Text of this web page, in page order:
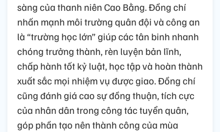
sàng của thanh niên Cao Bằng. Đồng chí
nhấn mạnh môi trường quân đội và công an
là “trường học lớn” giúp các tân binh nhanh
chóng trưởng thành, rèn luyện bản lĩnh,
chấp hành tốt kỷ luật, học tập và hoàn thành
xuất sắc mọi nhiệm vụ được giao. Đồng chí
cũng đánh giá cao sự đồng thuận, tích cực
của nhân dân trong công tác tuyển quân,
góp phần tạo nên thành công của mùa